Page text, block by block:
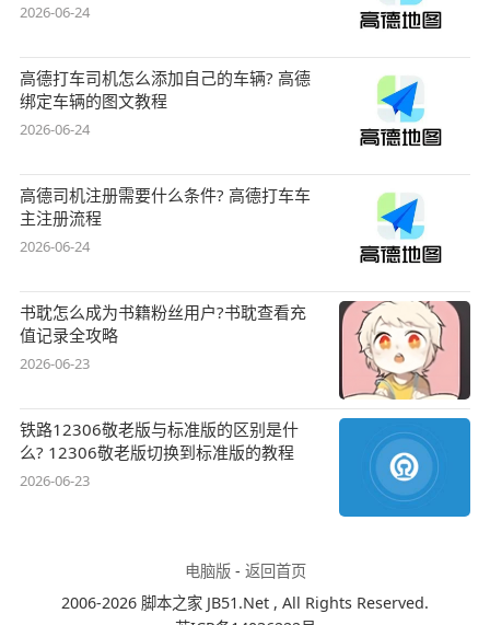
2026-06-24
高德打车司机怎么添加自己的车辆? 高德
绑定车辆的图文教程
2026-06-24
高德司机注册需要什么条件? 高德打车车
主注册流程
2026-06-24
书耽怎么成为书籍粉丝用户?书耽查看充
值记录全攻略
2026-06-23
铁路12306敬老版与标准版的区别是什
么? 12306敬老版切换到标准版的教程
2026-06-23
电脑版- 返回首页
2006-2026 脚本之家 JB51.Net , All Rights Reserved.